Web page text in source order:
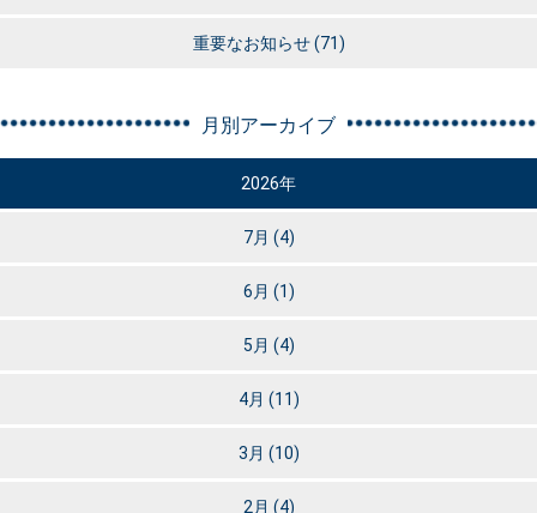
重要なお知らせ(71)
月別アーカイブ
2026年
7月 (4)
6月 (1)
5月 (4)
4月 (11)
3月 (10)
2月 (4)